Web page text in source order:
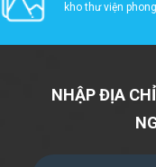
kho thư viện
NHẬP ĐỊA